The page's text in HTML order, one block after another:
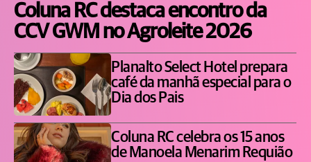
Coluna RC destaca encontro da
CCV GWM no Agroleite 2026
Planalto Select Hotel prepara
café da manhã especial para o
Dia dos Pais
Coluna RC celebra os 15 anos
de Manoela Menarim Requião